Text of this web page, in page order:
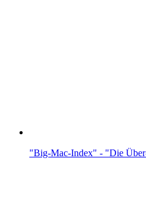
"Big-Mac-Index" - "Die